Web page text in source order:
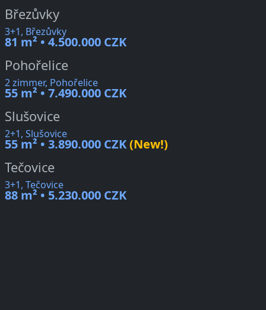
Březůvky
3+1, Březůvky
81 m² • 4.500.000 CZK
Pohořelice
2 zimmer, Pohořelice
55 m² • 7.490.000 CZK
Slušovice
2+1, Slušovice
55 m² • 3.890.000 CZK(New!)
Tečovice
3+1, Tečovice
88 m² • 5.230.000 CZK